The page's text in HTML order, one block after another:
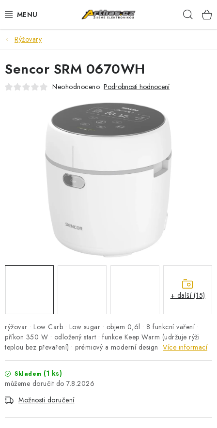
na
TELEFONY, TABLETY
POČÍTAČE, NOTEBOOKY
PRO HRÁČE
ELEKTRONIKA
Rýžovary
rýžovar • Low Carb • Low sugar • objem 0,6l • 8 funkcní vaření •
příkon 350 W • odložený start • funkce Keep Warm (udržuje rýži
teplou bez převaření) • prémiový a moderní design Více informací
Skladem (1 ks)
7.8.2026
Možnosti doručení
Sencor SRM 0670WH
Neohodnoceno Podrobnosti hodnocení
+ další (15)